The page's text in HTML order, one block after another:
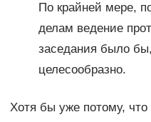
По крайней мере,
делам ведение
заседания было
целесообразно.
Хотя бы уже потому, что